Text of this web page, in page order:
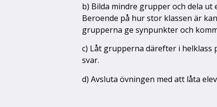
b) Bilda mindre grupper och dela
Beroende på hur stor klassen är
grupperna ge synpunkter och
c) Låt grupperna därefter i helklass
svar.
d) Avsluta övningen med att låta